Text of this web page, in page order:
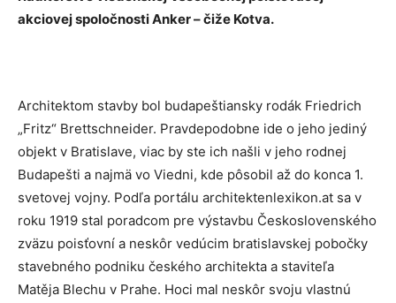
akciovej spoločnosti Anker – čiže Kotva.
Architektom stavby bol budapeštiansky rodák Friedrich
„Fritz“ Brettschneider. Pravdepodobne ide o jeho jediný
objekt v Bratislave, viac by ste ich našli v jeho rodnej
Budapešti a najmä vo Viedni, kde pôsobil až do konca 1.
svetovej vojny. Podľa portálu architektenlexikon.at sa v
roku 1919 stal poradcom pre výstavbu Československého
zväzu poisťovní a neskôr vedúcim bratislavskej pobočky
stavebného podniku českého architekta a staviteľa
Matěja Blechu v Prahe. Hoci mal neskôr svoju vlastnú